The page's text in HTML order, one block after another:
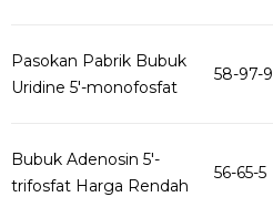
Pasokan Pabrik Bubuk
Uridine 5'-monofosfat
58-97-9
Bubuk Adenosin 5'-
trifosfat Harga Rendah
56-65-5